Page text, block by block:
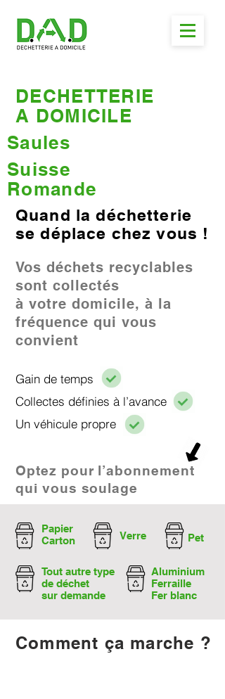
DECHETTERIE
A DOMICILE
Saules
Suisse
Romande
Quand la déchetterie
se déplace chez vous !
Vos déchets recyclables
sont collectés
à votre domicile, à la
fréquence qui vous
convient
Gain de temps
Collectes définies à l’avance
Un véhicule propre​
Optez pour l’abonnement
qui vous soulage
Comment ça marche ?
Papier
Carton
Verre Pet
Tout autre type
de déchet
sur demande
Aluminium
Ferraille
Fer blanc